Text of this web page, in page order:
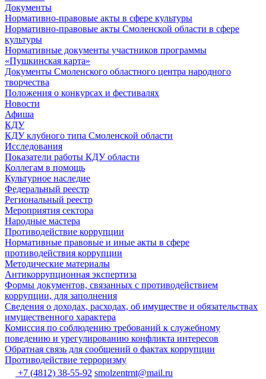
Документы
Нормативно-правовые акты в сфере культуры
Нормативно-правовые акты Смоленской области в сфере
культуры
Нормативные документы участников программы
«Пушкинская карта»
Документы Смоленского областного центра народного
творчества
Положения о конкурсах и фестивалях
Новости
Афиша
КДУ
КДУ клубного типа Смоленской области
Исследования
Показатели работы КДУ области
Коллегам в помощь
Культурное наследие
Федеральный реестр
Региональный реестр
Мероприятия сектора
Народные мастера
Противодействие коррупции
Нормативные правовые и иные акты в сфере
противодействия коррупции
Методические материалы
Антикоррупционная экспертиза
Формы документов, связанных с противодействием
коррупции, для заполнения
Сведения о доходах, расходах, об имуществе и обязательствах
имущественного характера
Комиссия по соблюдению требований к служебному
поведению и урегулированию конфликта интересов
Обратная связь для сообщений о фактах коррупции
Противодействие терроризму
+7 (4812) 38-55-92 smolzentrnt@mail.ru